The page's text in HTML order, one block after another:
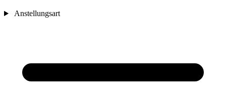
Anstellungsart